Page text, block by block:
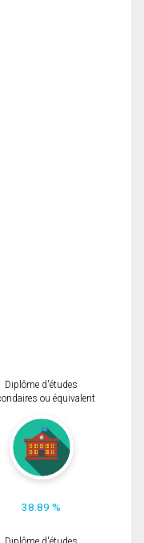
Diplôme d'études
ou équivalent
38.89 %